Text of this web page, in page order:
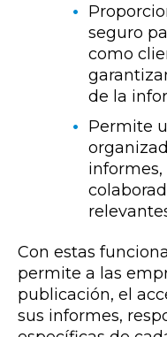
seguro
como
de la
Permite
informes,
Con estas
permite a las
publicación, el
sus informes,